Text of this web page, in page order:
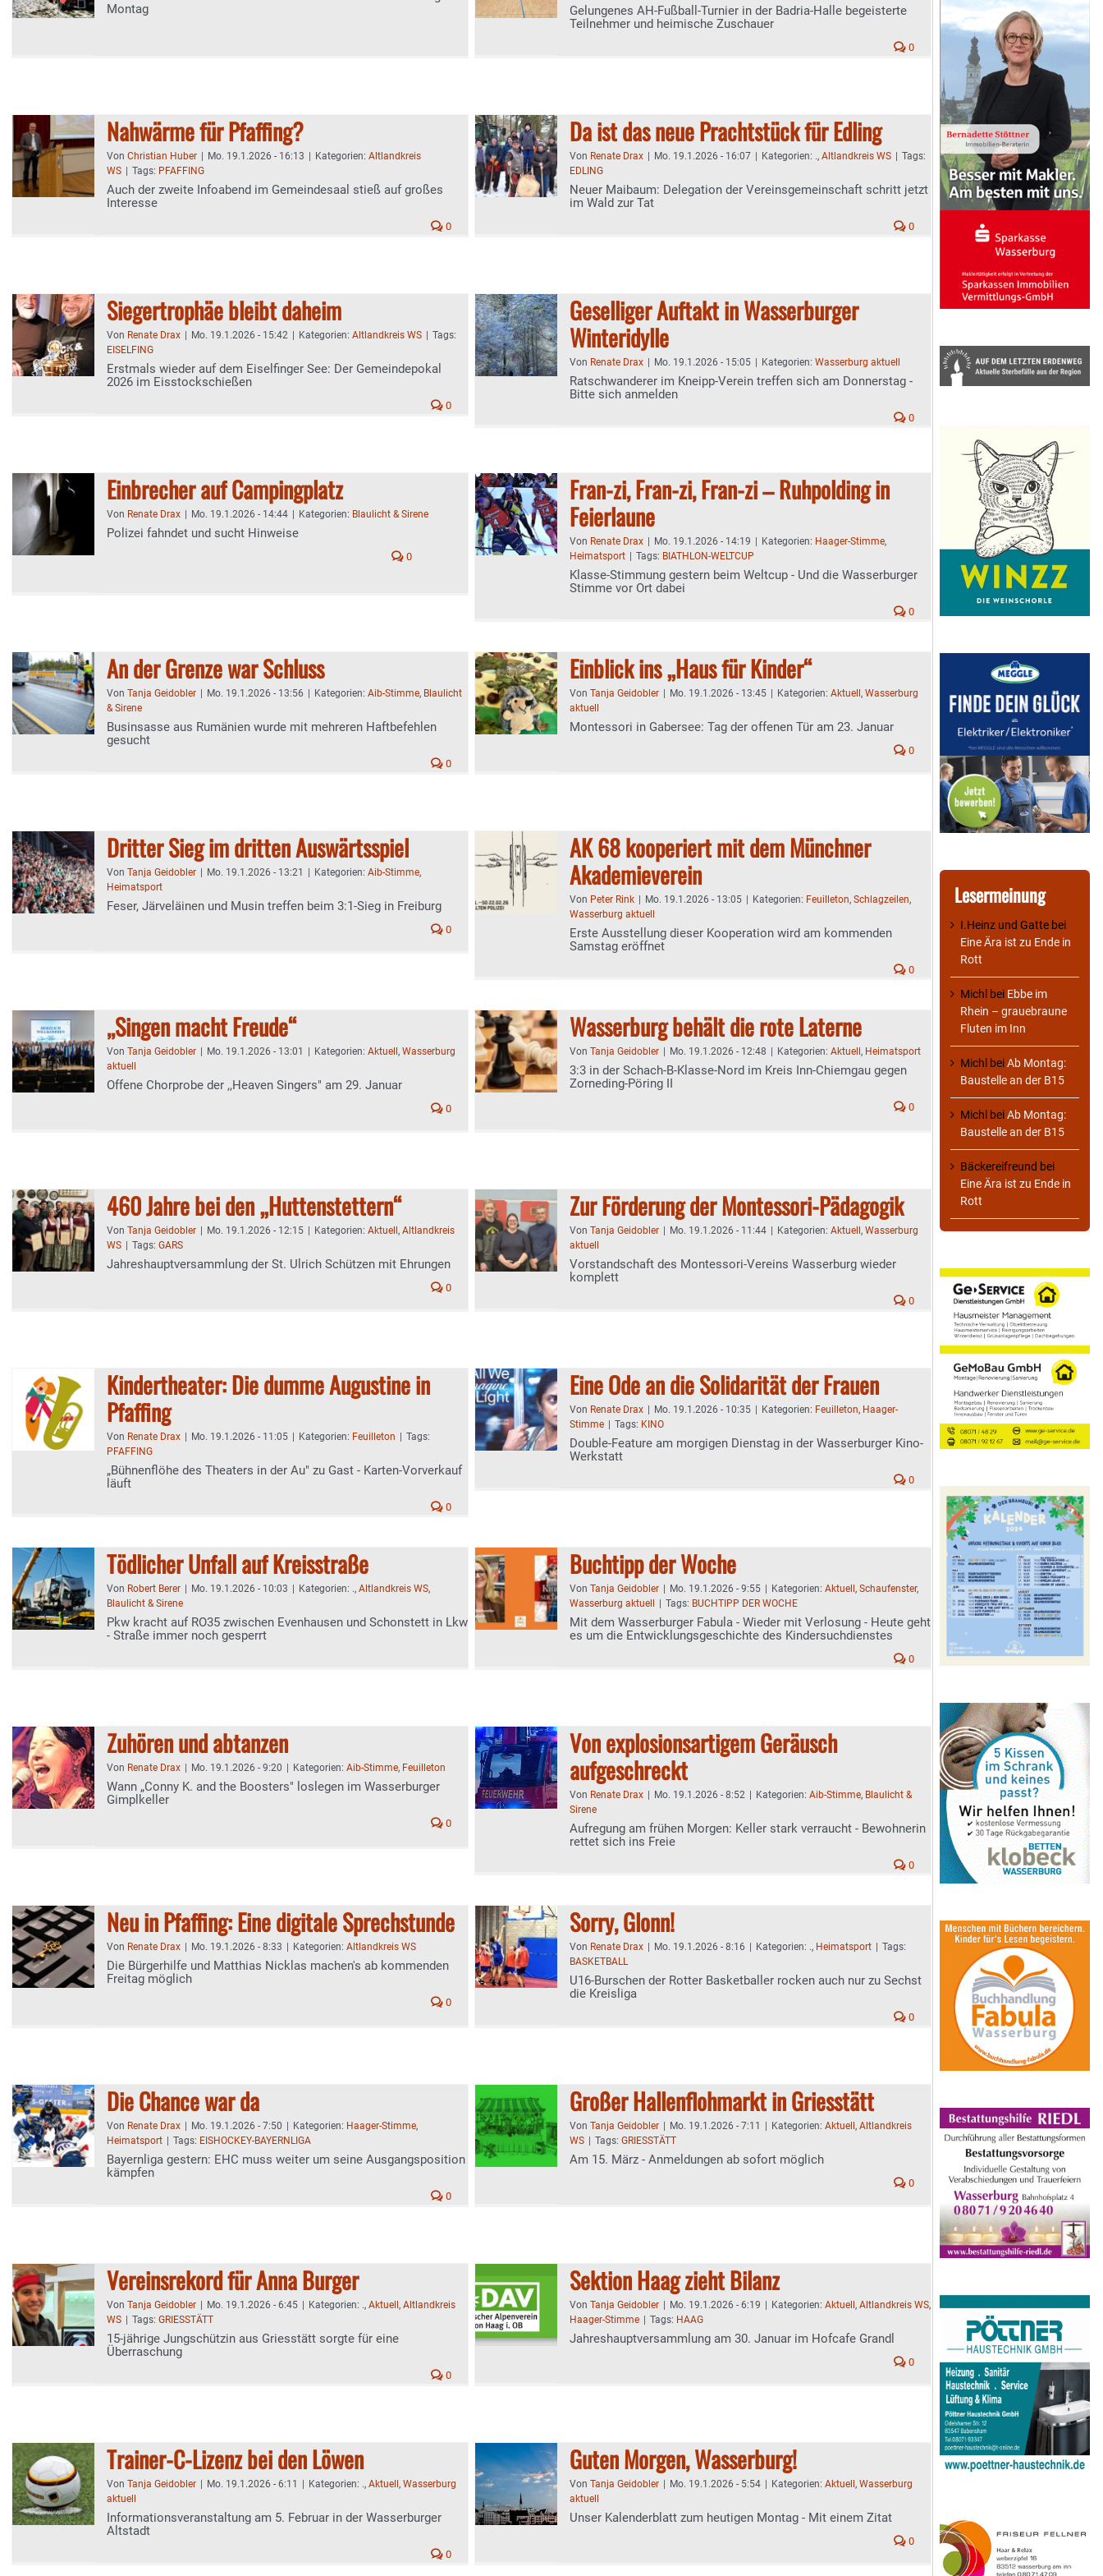
Montag
Gelungenes AH-Fußball-Turnier in der Badria-Halle begeisterte
Teilnehmer und heimische Zuschauer
0
Nahwärme für Pfaffing?
Von Christian Huber Mo. 19.1.2026 - 16:13 Kategorien: Altlandkreis
WS
Tags: PFAFFING
Auch der zweite Infoabend im Gemeindesaal stieß auf großes
Interesse
0
Da ist das neue Prachtstück für Edling
Von Renate Drax Mo. 19.1.2026 - 16:07 Kategorien: ., Altlandkreis WS
Tags:
EDLING
Neuer Maibaum: Delegation der Vereinsgemeinschaft schritt jetzt
im Wald zur Tat
0
Siegertrophäe bleibt daheim
Von Renate Drax Mo. 19.1.2026 - 15:42 Kategorien: Altlandkreis WS
Tags:
EISELFING
Erstmals wieder auf dem Eiselfinger See: Der Gemeindepokal
2026 im Eisstockschießen
0
Geselliger Auftakt in Wasserburger
Winteridylle
Von Renate Drax Mo. 19.1.2026 - 15:05 Kategorien: Wasserburg aktuell
Ratschwanderer im Kneipp-Verein treffen sich am Donnerstag -
Bitte sich anmelden
0
Einbrecher auf Campingplatz
Von Renate Drax Mo. 19.1.2026 - 14:44 Kategorien: Blaulicht & Sirene
Polizei fahndet und sucht Hinweise
0
Fran-zi, Fran-zi, Fran-zi – Ruhpolding in
Feierlaune
Von Renate Drax Mo. 19.1.2026 - 14:19 Kategorien: Haager-Stimme,
Heimatsport
Tags: BIATHLON-WELTCUP
Klasse-Stimmung gestern beim Weltcup - Und die Wasserburger
Stimme vor Ort dabei
0
An der Grenze war Schluss
Von Tanja Geidobler Mo. 19.1.2026 - 13:56 Kategorien: Aib-Stimme, Blaulicht
& Sirene
Businsasse aus Rumänien wurde mit mehreren Haftbefehlen
gesucht
0
Einblick ins „Haus für Kinder“
Von Tanja Geidobler Mo. 19.1.2026 - 13:45 Kategorien: Aktuell , Wasserburg
aktuell
Montessori in Gabersee: Tag der offenen Tür am 23. Januar
0
Dritter Sieg im dritten Auswärtsspiel
Von Tanja Geidobler Mo. 19.1.2026 - 13:21 Kategorien: Aib-Stimme,
Heimatsport
Feser, Järveläinen und Musin treffen beim 3:1-Sieg in Freiburg
0
AK 68 kooperiert mit dem Münchner
Akademieverein
Von Peter Rink Mo. 19.1.2026 - 13:05 Kategorien: Feuilleton, Schlagzeilen,
Wasserburg aktuell
Erste Ausstellung dieser Kooperation wird am kommenden
Samstag eröffnet
0
,,Singen macht Freude“
Von Tanja Geidobler Mo. 19.1.2026 - 13:01 Kategorien: Aktuell , Wasserburg
aktuell
Offene Chorprobe der ,,Heaven Singers" am 29. Januar
0
Wasserburg behält die rote Laterne
Von Tanja Geidobler Mo. 19.1.2026 - 12:48 Kategorien: Aktuell , Heimatsport
3:3 in der Schach-B-Klasse-Nord im Kreis Inn-Chiemgau gegen
Zorneding-Pöring II
0
460 Jahre bei den „Huttenstettern“
Von Tanja Geidobler Mo. 19.1.2026 - 12:15 Kategorien: Aktuell , Altlandkreis
WS
Tags: GARS
Jahreshauptversammlung der St. Ulrich Schützen mit Ehrungen
0
Zur Förderung der Montessori-Pädagogik
Von Tanja Geidobler Mo. 19.1.2026 - 11:44 Kategorien: Aktuell , Wasserburg
aktuell
Vorstandschaft des Montessori-Vereins Wasserburg wieder
komplett
0
Kindertheater: Die dumme Augustine in
Pfaffing
Von Renate Drax Mo. 19.1.2026 - 11:05 Kategorien: Feuilleton
Tags:
PFAFFING
„Bühnenflöhe des Theaters in der Au" zu Gast - Karten-Vorverkauf
läuft
0
Eine Ode an die Solidarität der Frauen
Von Renate Drax Mo. 19.1.2026 - 10:35 Kategorien: Feuilleton, Haager-
Stimme
Tags: KINO
Double-Feature am morgigen Dienstag in der Wasserburger Kino-
Werkstatt
0
Tödlicher Unfall auf Kreisstraße
Von Robert Berer Mo. 19.1.2026 - 10:03 Kategorien: ., Altlandkreis WS,
Blaulicht & Sirene
Pkw kracht auf RO35 zwischen Evenhausen und Schonstett in Lkw
- Straße immer noch gesperrt
Buchtipp der Woche
Von Tanja Geidobler Mo. 19.1.2026 - 9:55 Kategorien: Aktuell , Schaufenster,
Wasserburg aktuell
Tags: BUCHTIPP DER WOCHE
Mit dem Wasserburger Fabula - Wieder mit Verlosung - Heute geht
es um die Entwicklungsgeschichte des Kindersuchdienstes
0
Zuhören und abtanzen
Von Renate Drax Mo. 19.1.2026 - 9:20 Kategorien: Aib-Stimme, Feuilleton
Wann „Conny K. and the Boosters" loslegen im Wasserburger
Gimplkeller
0
Von explosionsartigem Geräusch
aufgeschreckt
Von Renate Drax Mo. 19.1.2026 - 8:52 Kategorien: Aib-Stimme, Blaulicht &
Sirene
Aufregung am frühen Morgen: Keller stark verraucht - Bewohnerin
rettet sich ins Freie
0
Neu in Pfaffing: Eine digitale Sprechstunde
Von Renate Drax Mo. 19.1.2026 - 8:33 Kategorien: Altlandkreis WS
Die Bürgerhilfe und Matthias Nicklas machen's ab kommenden
Freitag möglich
0
Sorry, Glonn!
Von Renate Drax Mo. 19.1.2026 - 8:16 Kategorien: ., Heimatsport
Tags:
BASKETBALL
U16-Burschen der Rotter Basketballer rocken auch nur zu Sechst
die Kreisliga
0
Die Chance war da
Von Renate Drax Mo. 19.1.2026 - 7:50 Kategorien: Haager-Stimme,
Heimatsport
Tags: EISHOCKEY-BAYERNLIGA
Bayernliga gestern: EHC muss weiter um seine Ausgangsposition
kämpfen
0
Großer Hallenflohmarkt in Griesstätt
Von Tanja Geidobler Mo. 19.1.2026 - 7:11 Kategorien: Aktuell , Altlandkreis
WS
Tags: GRIESSTÄTT
Am 15. März - Anmeldungen ab sofort möglich
0
Vereinsrekord für Anna Burger
Von Tanja Geidobler Mo. 19.1.2026 - 6:45 Kategorien: ., Aktuell , Altlandkreis
WS
Tags: GRIESSTÄTT
15-jährige Jungschützin aus Griesstätt sorgte für eine
Überraschung
0
Sektion Haag zieht Bilanz
Von Tanja Geidobler Mo. 19.1.2026 - 6:19 Kategorien: Aktuell , Altlandkreis WS,
Haager-Stimme
Tags: HAAG
Jahreshauptversammlung am 30. Januar im Hofcafe Grandl
0
Trainer-C-Lizenz bei den Löwen
Von Tanja Geidobler Mo. 19.1.2026 - 6:11 Kategorien: ., Aktuell , Wasserburg
aktuell
Informationsveranstaltung am 5. Februar in der Wasserburger
Altstadt
0
Guten Morgen, Wasserburg!
Von Tanja Geidobler Mo. 19.1.2026 - 5:54 Kategorien: Aktuell , Wasserburg
aktuell
Unser Kalenderblatt zum heutigen Montag - Mit einem Zitat
0
Lesermeinung
I.Heinz und Gatte bei
Eine Ära ist zu Ende in
Rott
Michl bei Ebbe im
Rhein – grauebraune
Fluten im Inn
Michl beiAb Montag:
Baustelle an der B15
Michl beiAb Montag:
Baustelle an der B15
Bäckereifreund bei
Eine Ära ist zu Ende in
Rott